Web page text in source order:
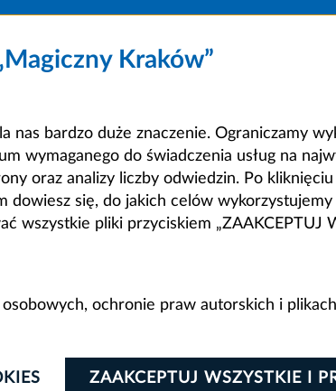
Kraków”
bardzo duże znaczenie. Ograniczamy
wymaganego do świadczenia usług na
oraz analizy liczby odwiedzin. Po
dowiesz się, do jakich celów
wszystkie pliki przyciskiem „ZAAKCEPTUJ
ochronie praw autorskich i
ZAAKCEPTUJ WSZYSTKIE I